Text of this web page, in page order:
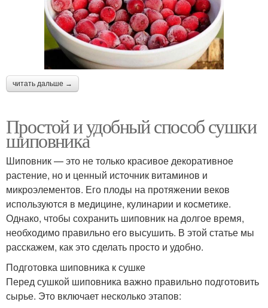
читать дальше →
Простой и удобный способ сушки
шиповника
Шиповник — это не только красивое декоративное
растение, но и ценный источник витаминов и
микроэлементов. Его плоды на протяжении веков
используются в медицине, кулинарии и косметике.
Однако, чтобы сохранить шиповник на долгое время,
необходимо правильно его высушить. В этой статье мы
расскажем, как это сделать просто и удобно.
Подготовка шиповника к сушке
Перед сушкой шиповника важно правильно подготовить
сырье. Это включает несколько этапов: